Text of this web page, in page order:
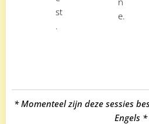
st
.
e.
* Momenteel zijn deze sessies
Engels *